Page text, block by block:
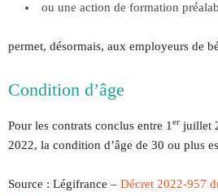
ou une action de formation
permet, désormais, aux employeurs de
Condition d’âge
Pour les contrats conclus entre 1 er juillet
2022, la condition d’âge de 30 ou plus
Source : Légifrance – Décret 2022-957